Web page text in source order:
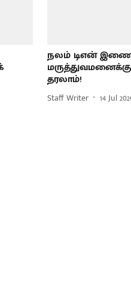
நலம் டிஎன்
தரலாம்!
Staff Writer 14 Jul